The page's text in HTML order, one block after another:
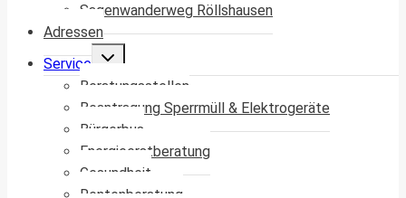
Sagenwanderweg Röllshausen
Adressen
Service
Untermenü
umschalten
Beratungsstellen
Beantragung Sperrmüll & Elektrogeräte
Bürgerbus
Energieerstberatung
Gesundheit
Rentenberatung